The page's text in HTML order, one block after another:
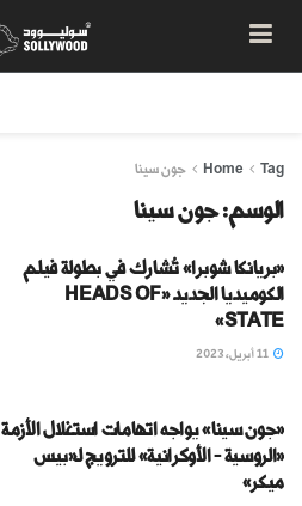
Home Tag جون سينا
الوسم:جون سينا
«بريانكا شوبرا» تُشارك في بطولة فيلم
الكوميديا الجديد «HEADS OF
STATE»
«جون سينا» يواجه اتهامات استغلال الأزمة
«الروسية – الأوكرانية» للترويج لـ«بيس
ميكر»